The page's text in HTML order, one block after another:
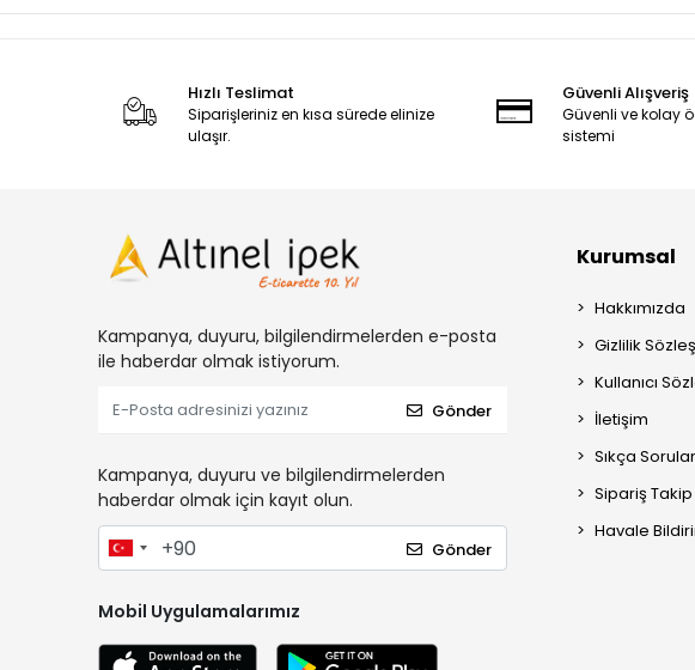
Hızlı Teslimat
Siparişleriniz en kısa sürede elinize
ulaşır.
Güvenli Alışveriş
Güvenli ve kolay
sistemi
Kampanya, duyuru, bilgilendirmelerden e-posta
ile haberdar olmak istiyorum.
Gönder
Kampanya, duyuru ve bilgilendirmelerden
haberdar olmak için kayıt olun.
Gönder
Mobil Uygulamalarımız
Kurumsal
Hakkımızda
Gizlilik
Kullanıcı
İletişim
Sıkça
Sipariş Takip
Havale